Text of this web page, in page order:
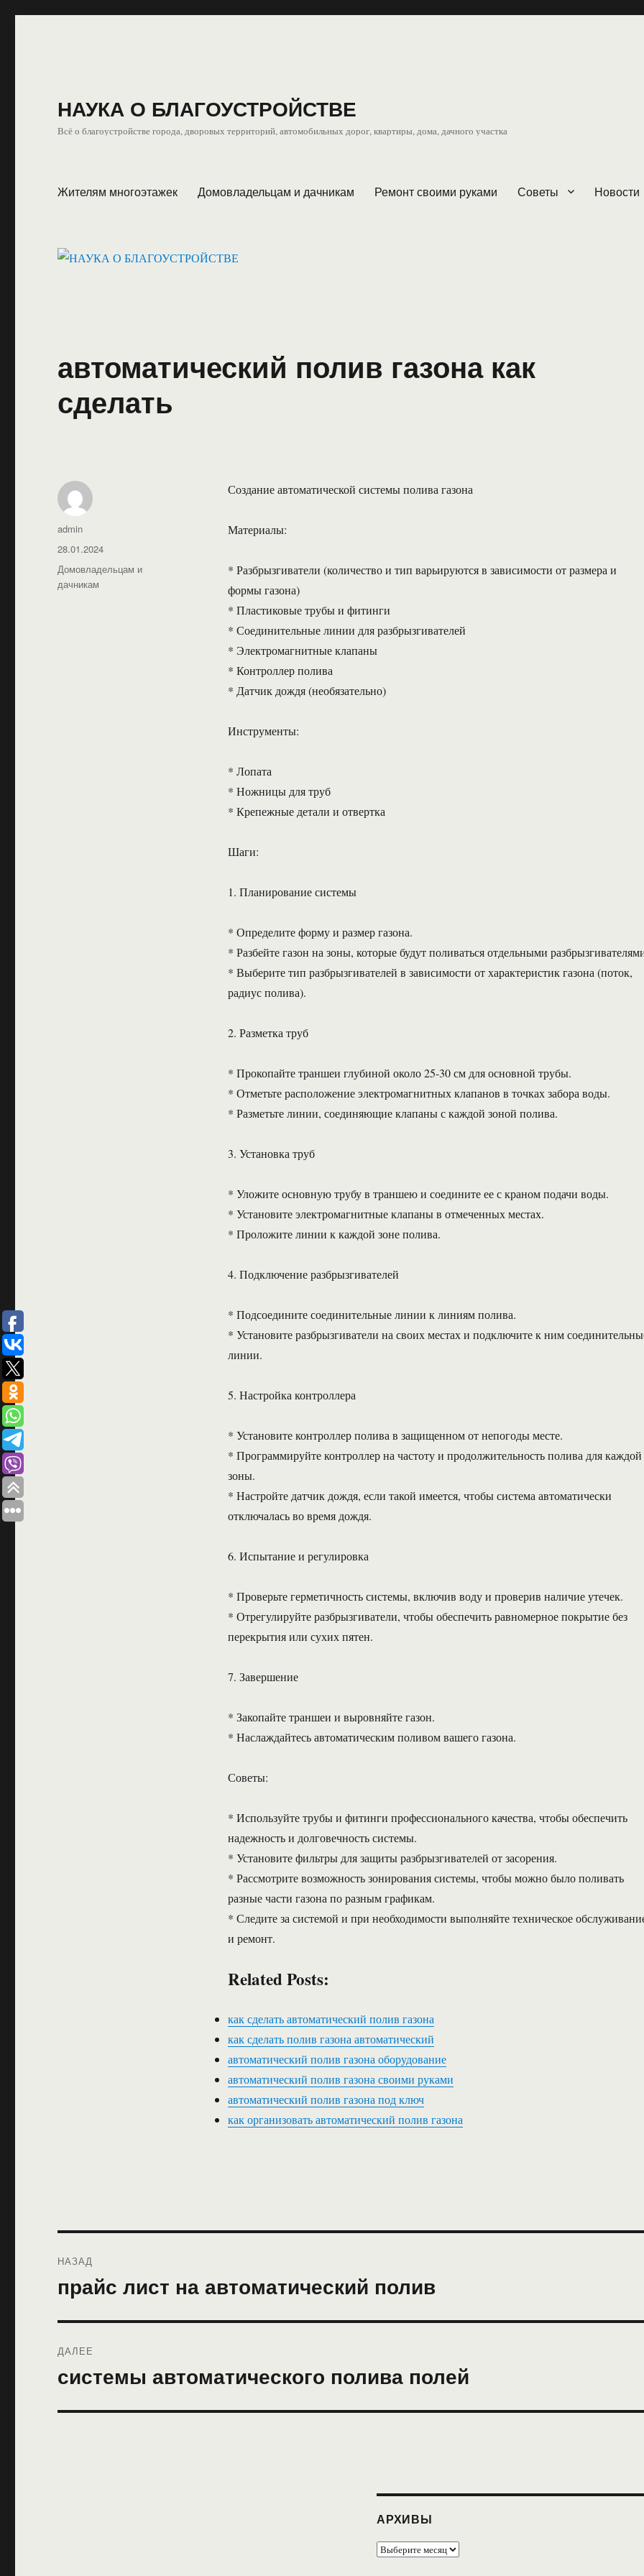
НАУКА О БЛАГОУСТРОЙСТВЕ
Всё о благоустройстве города, дворовых территорий, автомобильных дорог, квартиры, дома, дачного участка
Жителям многоэтажек Домовладельцам и дачникам Ремонт своими руками Советы Новости
автоматический полив газона как
сделать
Создание автоматической системы полива газона
Материалы:
* Разбрызгиватели (количество и тип варьируются в зависимости от размера и
формы газона)
* Пластиковые трубы и фитинги
* Соединительные линии для разбрызгивателей
* Электромагнитные клапаны
* Контроллер полива
* Датчик дождя (необязательно)
Инструменты:
* Лопата
* Ножницы для труб
* Крепежные детали и отвертка
Шаги:
1. Планирование системы
* Определите форму и размер газона.
* Разбейте газон на зоны, которые будут поливаться отдельными
* Выберите тип разбрызгивателей в зависимости от характеристик газона (поток,
радиус полива).
2. Разметка труб
* Прокопайте траншеи глубиной около 25-30 см для основной трубы.
* Отметьте расположение электромагнитных клапанов в точках забора воды.
* Разметьте линии, соединяющие клапаны с каждой зоной полива.
3. Установка труб
* Уложите основную трубу в траншею и соедините ее с краном подачи воды.
* Установите электромагнитные клапаны в отмеченных местах.
* Проложите линии к каждой зоне полива.
4. Подключение разбрызгивателей
* Подсоедините соединительные линии к линиям полива.
* Установите разбрызгиватели на своих местах и подключите к ним
линии.
5. Настройка контроллера
* Установите контроллер полива в защищенном от непогоды месте.
* Программируйте контроллер на частоту и продолжительность полива для каждой
зоны.
* Настройте датчик дождя, если такой имеется, чтобы система автоматически
отключалась во время дождя.
6. Испытание и регулировка
* Проверьте герметичность системы, включив воду и проверив наличие утечек.
* Отрегулируйте разбрызгиватели, чтобы обеспечить равномерное покрытие без
перекрытия или сухих пятен.
7. Завершение
* Закопайте траншеи и выровняйте газон.
* Наслаждайтесь автоматическим поливом вашего газона.
Советы:
* Используйте трубы и фитинги профессионального качества, чтобы обеспечить
надежность и долговечность системы.
* Установите фильтры для защиты разбрызгивателей от засорения.
* Рассмотрите возможность зонирования системы, чтобы можно было поливать
разные части газона по разным графикам.
* Следите за системой и при необходимости выполняйте техническое
и ремонт.
Related Posts:
как сделать автоматический полив газона
как сделать полив газона автоматический
автоматический полив газона оборудование
автоматический полив газона своими руками
автоматический полив газона под ключ
как организовать автоматический полив газона
Автор
admin
Опубликовано
28.01.2024
Рубрики
Домовладельцам и
дачникам
по
НАЗАД
Предыдущая
запись:
прайс лист на автоматический полив
ДАЛЕЕ
Следующая
системы автоматического полива полей
АРХИВЫ
Архивы